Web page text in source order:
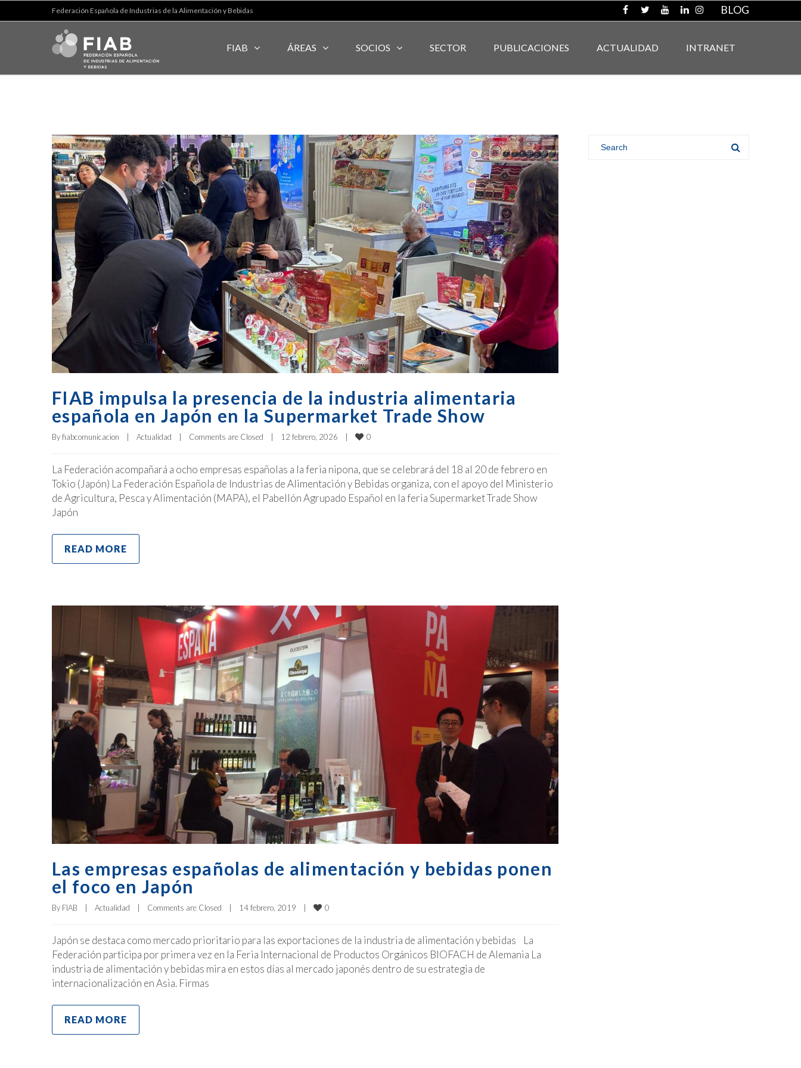
Federación Española de Industrias de la Alimentación y Bebidas BLOG
FIAB ÁREAS SOCIOS SECTOR PUBLICACIONES ACTUALIDAD INTRANET
FIAB impulsa la presencia de la industria alimentaria
española en Japón en la Supermarket Trade Show
By fiabcomunicacion Actualidad Comments are Closed 12 febrero, 2026 0
La Federación acompañará a ocho empresas españolas a la feria nipona, que se celebrará del 18 al 20 de febrero en
Tokio (Japón) La Federación Española de Industrias de Alimentación y Bebidas organiza, con el apoyo del Ministerio
de Agricultura, Pesca y Alimentación (MAPA), el Pabellón Agrupado Español en la feria Supermarket Trade Show
Japón
READ MORE
Las empresas españolas de alimentación y bebidas ponen
el foco en Japón
By FIAB Actualidad Comments are Closed 14 febrero, 2019 0
Japón se destaca como mercado prioritario para las exportaciones de la industria de alimentación y bebidas La
Federación participa por primera vez en la Feria Internacional de Productos Orgánicos BIOFACH de Alemania La
industria de alimentación y bebidas mira en estos días al mercado japonés dentro de su estrategia de
internacionalización en Asia. Firmas
READ MORE